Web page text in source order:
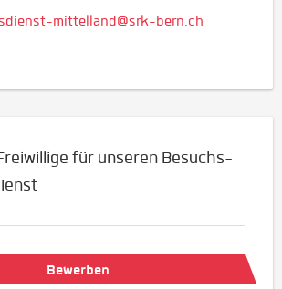
mittelland@srk-bern.ch
für unseren Besuchs-
Bewerben